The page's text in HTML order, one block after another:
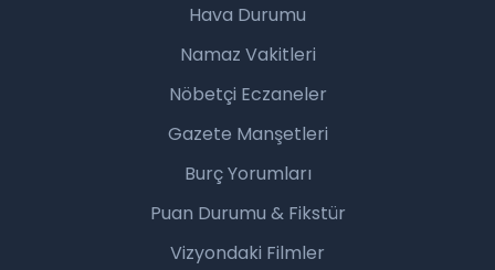
Hava Durumu
Namaz Vakitleri
Nöbetçi Eczaneler
Gazete Manşetleri
Burç Yorumları
Puan Durumu & Fikstür
Vizyondaki Filmler